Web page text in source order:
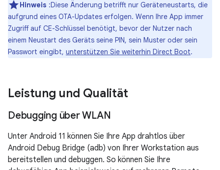
Hinweis :Diese Änderung betrifft nur Geräteneustarts, die
aufgrund eines OTA-Updates erfolgen. Wenn Ihre App immer
Zugriff auf CE-Schlüssel benötigt, bevor der Nutzer nach
einem Neustart des Geräts seine PIN, sein Muster oder sein
Passwort eingibt, unterstützen Sie weiterhin Direct Boot.
Leistung und Qualität
Debugging über WLAN
Unter Android 11 können Sie Ihre App drahtlos über
Android Debug Bridge (adb) von Ihrer Workstation aus
bereitstellen und debuggen. So können Sie Ihre